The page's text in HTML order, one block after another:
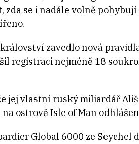
zda se i nadále volně
zavedlo nová
registraci nejméně 18
jej vlastní ruský miliardář
ostrově Isle of Man
Global 6000 ze Seychel